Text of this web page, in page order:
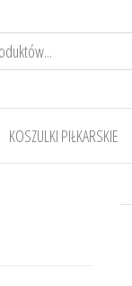
KOSZULKI PIŁKARSKIE